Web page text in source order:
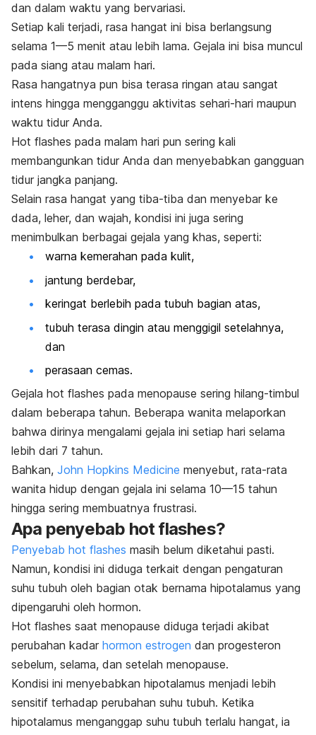
dan dalam waktu yang bervariasi.
Setiap kali terjadi, rasa hangat ini bisa berlangsung
selama 1—5 menit atau lebih lama. Gejala ini bisa muncul
pada siang atau malam hari.
Rasa hangatnya pun bisa terasa ringan atau sangat
intens hingga mengganggu aktivitas sehari-hari maupun
waktu tidur Anda.
Hot flashes pada malam hari pun sering kali
membangunkan tidur Anda dan menyebabkan gangguan
tidur jangka panjang.
Selain rasa hangat yang tiba-tiba dan menyebar ke
dada, leher, dan wajah, kondisi ini juga sering
menimbulkan berbagai gejala yang khas, seperti:
warna kemerahan pada kulit,
jantung berdebar,
keringat berlebih pada tubuh bagian atas,
tubuh terasa dingin atau menggigil setelahnya,
dan
perasaan cemas.
Gejala hot flashes pada menopause sering hilang-timbul
dalam beberapa tahun. Beberapa wanita melaporkan
bahwa dirinya mengalami gejala ini setiap hari selama
lebih dari 7 tahun.
Bahkan, John Hopkins Medicine menyebut, rata-rata
wanita hidup dengan gejala ini selama 10—15 tahun
hingga sering membuatnya frustrasi.
Apa penyebab hot flashes?
Penyebab hot flashes masih belum diketahui pasti.
Namun, kondisi ini diduga terkait dengan pengaturan
suhu tubuh oleh bagian otak bernama hipotalamus yang
dipengaruhi oleh hormon.
Hot flashes saat menopause diduga terjadi akibat
perubahan kadar hormon estrogen dan progesteron
sebelum, selama, dan setelah menopause.
Kondisi ini menyebabkan hipotalamus menjadi lebih
sensitif terhadap perubahan suhu tubuh. Ketika
hipotalamus menganggap suhu tubuh terlalu hangat, ia